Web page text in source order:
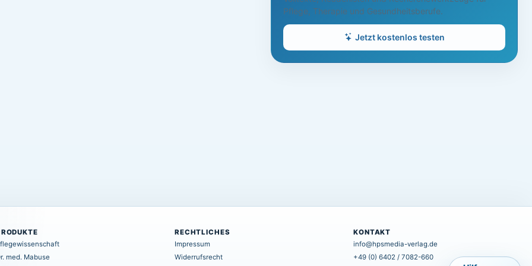
Pflege, Therapie und Gesundheitsberufe.
Jetzt kostenlos testen
med. Mabuse
RECHTLICHES
Impressum
Widerrufsrecht
KONTAKT
info@hpsmedia-verlag.de
+49 (0) 6402 / 7082-660